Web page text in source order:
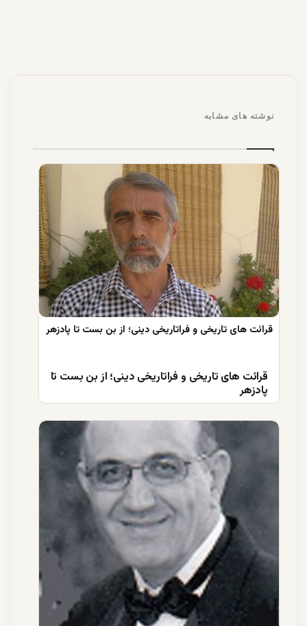
نوشته های مشابه
قرائت های تاریخی و فراتاریخی دینی؛ از بن بست تا
پادزهر